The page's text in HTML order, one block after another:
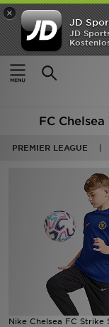
×
JD
JD
Startseite
Fußball -
4 Produkte
FC
PREMIER LEAGUE
Nike Chelsea FC Strike
Startseite
ANGEBOTE
Neuheiten
Herren
Kinder
JD Exklusives
Fußball